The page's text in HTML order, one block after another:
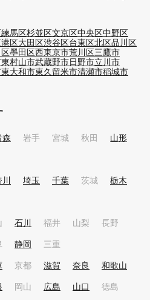
練馬区杉並区文京区中央区中野区
港区大田区渋谷区台東区北区品川区
墨田区西東京市荒川区三鷹市
東村山市武蔵野市日野市立川市
東大和市東久留米市清瀬市稲城市
森 岩手 宮城 秋田 山形
埼玉 千葉 茨城 栃木
石川 福井 山梨 長野
静岡 三重
京都 滋賀 奈良 和歌山
岡山 広島 山口 徳島